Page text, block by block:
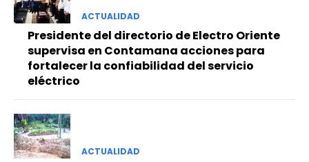
ACTUALIDAD
Presidente del directorio de Electro Oriente
supervisa en Contamana acciones para
fortalecer la confiabilidad del servicio
eléctrico
ACTUALIDAD